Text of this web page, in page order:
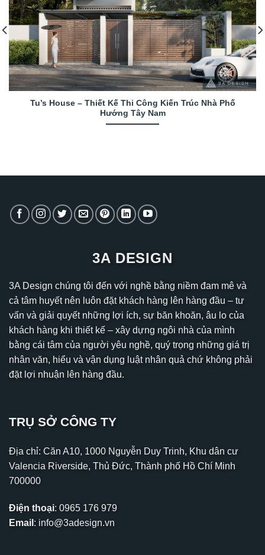
Tu’s House – Thiết Kế Thi Công Kiến Trúc Nhà Phố
Hướng Tây Nam
3A DESIGN
3A Design chúng tôi đến với nghề bằng niềm đam mê và
cả tâm huyết nên luôn đặt khách hàng lên hàng đầu – tư
vấn và giải quyết những lợi ích, sự băn khoăn, âu lo của
khách hàng khi thiết kế – xây dựng ngôi nhà của mình
bằng cái tâm của người yêu nghề, quý trọng những giá trị
nhân văn, hiểu và vận dụng luật nhân quả chứ không phải
đặt lợi nhuận lên hàng đầu.
TRỤ SỞ CÔNG TY
Địa chỉ: Căn A10, 1000 Nguyễn Duy Trinh, Khu dân cư
Valencia Riverside, Thủ Đức, Thành phố Hồ Chí Minh
700000
Điện thoại: 0965 176 979
Email : info@3adesign.vn